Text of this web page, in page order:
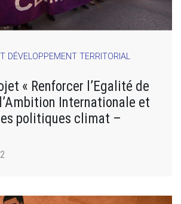
DÉVELOPPEMENT TERRITORIAL
« Renforcer l’Egalité de
Internationale et
politiques climat –